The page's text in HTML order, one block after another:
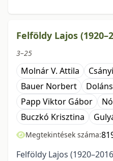
Felföldy Lajos
3–25
Molnár V. Attila
Bauer Norbert
Papp Viktor Gábor
Buczkó Krisztina
Megtekintések száma:
Felföldy Lajos